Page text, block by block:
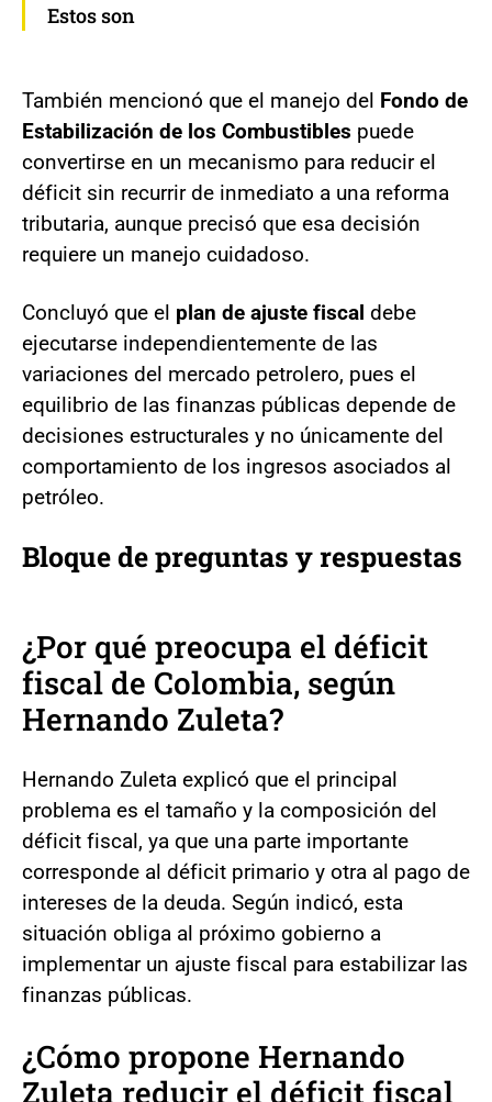
Estos son
También mencionó que el manejo del Fondo de
Estabilización de los Combustibles puede
convertirse en un mecanismo para reducir el
déficit sin recurrir de inmediato a una reforma
tributaria, aunque precisó que esa decisión
requiere un manejo cuidadoso.
Concluyó que el plan de ajuste fiscal debe
ejecutarse independientemente de las
variaciones del mercado petrolero, pues el
equilibrio de las finanzas públicas depende de
decisiones estructurales y no únicamente del
comportamiento de los ingresos asociados al
petróleo.
Bloque de preguntas y respuestas
¿Por qué preocupa el déficit
fiscal de Colombia, según
Hernando Zuleta?
Hernando Zuleta explicó que el principal
problema es el tamaño y la composición del
déficit fiscal, ya que una parte importante
corresponde al déficit primario y otra al pago de
intereses de la deuda. Según indicó, esta
situación obliga al próximo gobierno a
implementar un ajuste fiscal para estabilizar las
finanzas públicas.
¿Cómo propone Hernando
Zuleta reducir el déficit fiscal